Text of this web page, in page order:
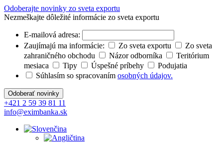
Preskočiť
na
Odoberajte novinky zo sveta exportu
Nezmeškajte dôležité informácie zo sveta exportu
E-mailová adresa:
Zaujímajú ma informácie:
Zo sveta exportu
Zo sveta
zahraničného obchodu
Názor odborníka
Teritórium
mesiaca
Tipy Úspešné príbehy
Podujatia
Súhlasím so spracovaním osobných údajov.
+421 2 59 39 81 11
info@eximbanka.sk